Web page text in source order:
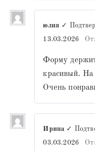
юлия ✓
13.03.2026
Форму
красивый.
Очень
Ирина ✓
03.03.2026